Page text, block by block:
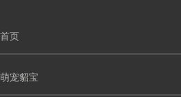
首页
萌宠貂宝